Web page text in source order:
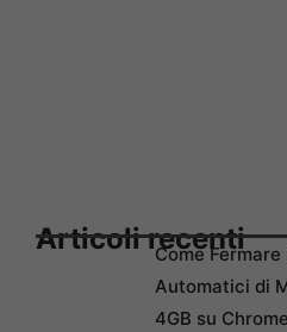
Articoli recenti
Come
Automatici di
4GB su